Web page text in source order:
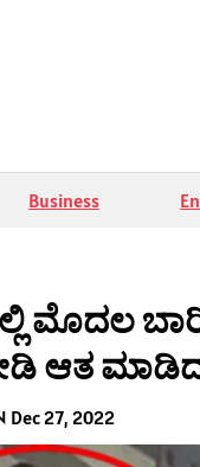
Business
ಮೊದಲ
ಆತ
Dec 27, 2022